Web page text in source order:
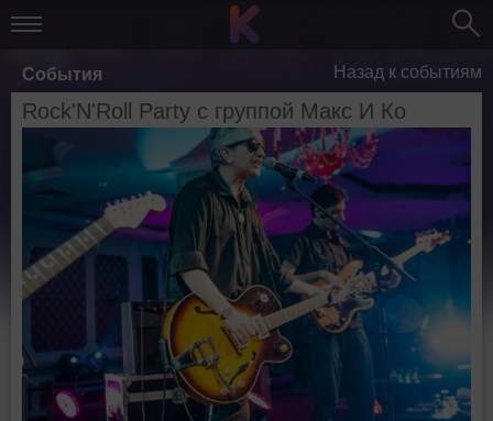
События Назад к событиям
Rock'N'Roll Party с группой Макс И Ко